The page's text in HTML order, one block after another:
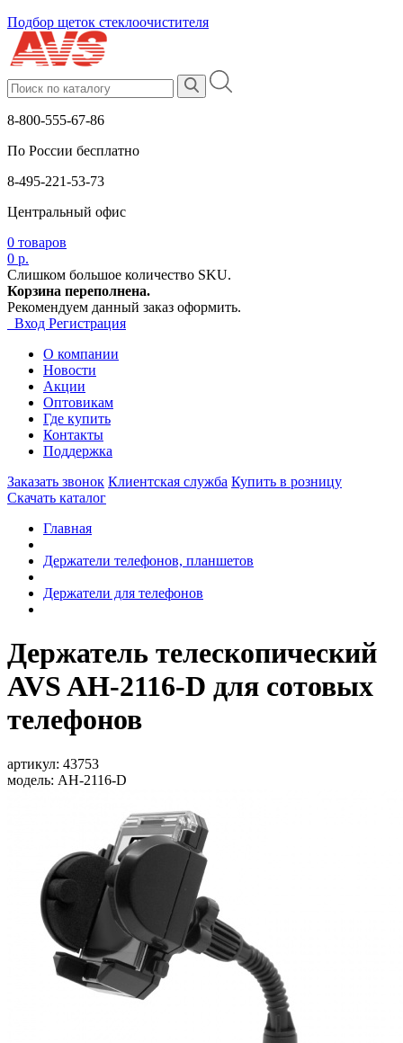
Подбор щеток стеклоочистителя
8-800-555-67-86
По России бесплатно
8-495-221-53-73
Центральный офис
0 товаров
0 р.
Слишком большое количество SKU.
Корзина переполнена.
Рекомендуем данный заказ оформить.
Вход Регистрация
О компании
Новости
Акции
Оптовикам
Где купить
Контакты
Поддержка
Заказать звонок Клиентская служба Купить в розницу
Скачать каталог
Главная
Держатели телефонов, планшетов
Держатели для телефонов
Держатель телескопический
AVS AH-2116-D для сотовых
телефонов
артикул: 43753
модель: AH-2116-D